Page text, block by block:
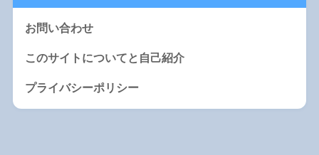
お問い合わせ
このサイトについてと自己紹介
プライバシーポリシー